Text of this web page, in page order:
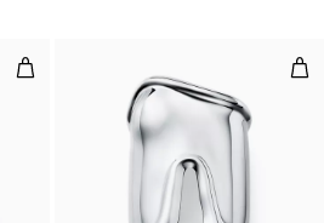
라지 본 커프, 스털링 실버, 너비 라